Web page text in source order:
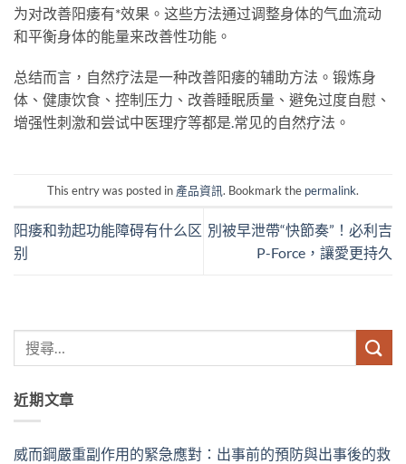
为对改善阳痿有*效果。这些方法通过调整身体的气血流动
和平衡身体的能量来改善性功能。
总结而言，自然疗法是一种改善阳痿的辅助方法。锻炼身
体、健康饮食、控制压力、改善睡眠质量、避免过度自慰、
增强性刺激和尝试中医理疗等都是.常见的自然疗法。
This entry was posted in 產品資訊. Bookmark the permalink.
阳痿和勃起功能障碍有什么区
别
別被早泄帶“快節奏”！必利吉
P-Force，讓愛更持久
近期文章
威而鋼嚴重副作用的緊急應對：出事前的預防與出事後的救